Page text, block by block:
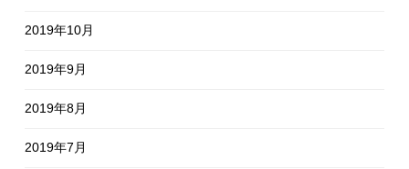
2019年10月
2019年9月
2019年8月
2019年7月